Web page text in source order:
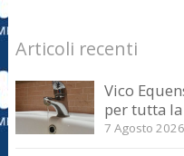
Articoli recenti
Vico
per tutta
7 Agosto 2026